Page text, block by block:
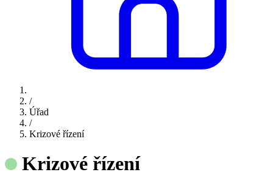
/
Úřad
/
Krizové řízení
Krizové řízení